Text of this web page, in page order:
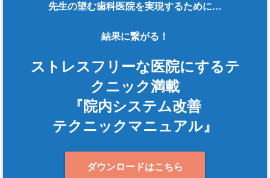
先生の望む歯科医院を実現するために…
結果に繋がる！
ストレスフリーな医院にするテ
クニック満載
『院内システム改善
テクニックマニュアル』
ダウンロードはこちら